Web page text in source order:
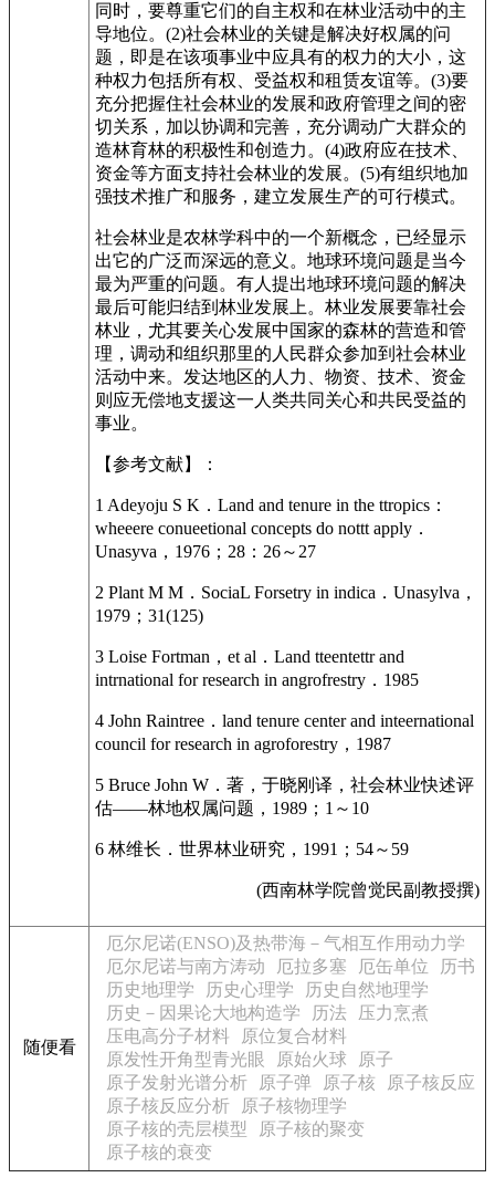
同时，要尊重它们的自主权和在林业活动中的主
导地位。(2)社会林业的关键是解决好权属的问
题，即是在该项事业中应具有的权力的大小，这
种权力包括所有权、受益权和租赁友谊等。(3)要
充分把握住社会林业的发展和政府管理之间的密
切关系，加以协调和完善，充分调动广大群众的
造林育林的积极性和创造力。(4)政府应在技术、
资金等方面支持社会林业的发展。(5)有组织地加
强技术推广和服务，建立发展生产的可行模式。
社会林业是农林学科中的一个新概念，已经显示
出它的广泛而深远的意义。地球环境问题是当今
最为严重的问题。有人提出地球环境问题的解决
最后可能归结到林业发展上。林业发展要靠社会
林业，尤其要关心发展中国家的森林的营造和管
理，调动和组织那里的人民群众参加到社会林业
活动中来。发达地区的人力、物资、技术、资金
则应无偿地支援这一人类共同关心和共民受益的
事业。
【参考文献】：
1 Adeyoju S K．Land and tenure in the ttropics：
wheeere conueetional concepts do nottt apply．
Unasyva，1976；28：26～27
2 Plant M M．SociaL Forsetry in indica．Unasylva，
1979；31(125)
3 Loise Fortman，et al．Land tteentettr and
intrnational for research in angrofrestry．1985
4 John Raintree．land tenure center and inteernational
council for research in agroforestry，1987
5 Bruce John W．著，于晓刚译，社会林业快述评
估——林地权属问题，1989；1～10
6 林维长．世界林业研究，1991；54～59
(西南林学院曾觉民副教授撰)
随便看
厄尔尼诺(ENSO)及热带海－气相互作用动力学
厄尔尼诺与南方涛动
厄拉多塞 厄缶单位
历书
历史地理学
历史心理学
历史自然地理学
历史－因果论大地构造学
历法
压力烹煮
压电高分子材料
原位复合材料
原发性开角型青光眼
原始火球
原子
原子发射光谱分析
原子弹 原子核
原子核反应
原子核反应分析
原子核物理学
原子核的壳层模型
原子核的聚变
原子核的衰变